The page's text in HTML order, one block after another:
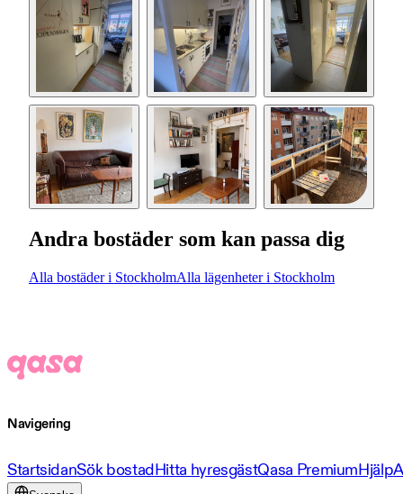
Andra bostäder som kan passa dig
Alla bostäder i StockholmAlla lägenheter i Stockholm
Navigering
StartsidanSök bostadHitta hyresgästQasa PremiumHjälp